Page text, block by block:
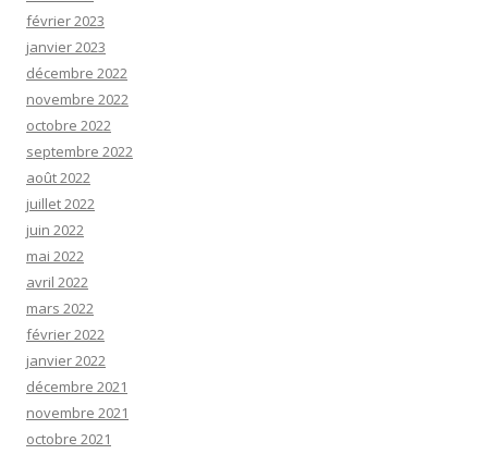
février 2023
janvier 2023
décembre 2022
novembre 2022
octobre 2022
septembre 2022
août 2022
juillet 2022
juin 2022
mai 2022
avril 2022
mars 2022
février 2022
janvier 2022
décembre 2021
novembre 2021
octobre 2021